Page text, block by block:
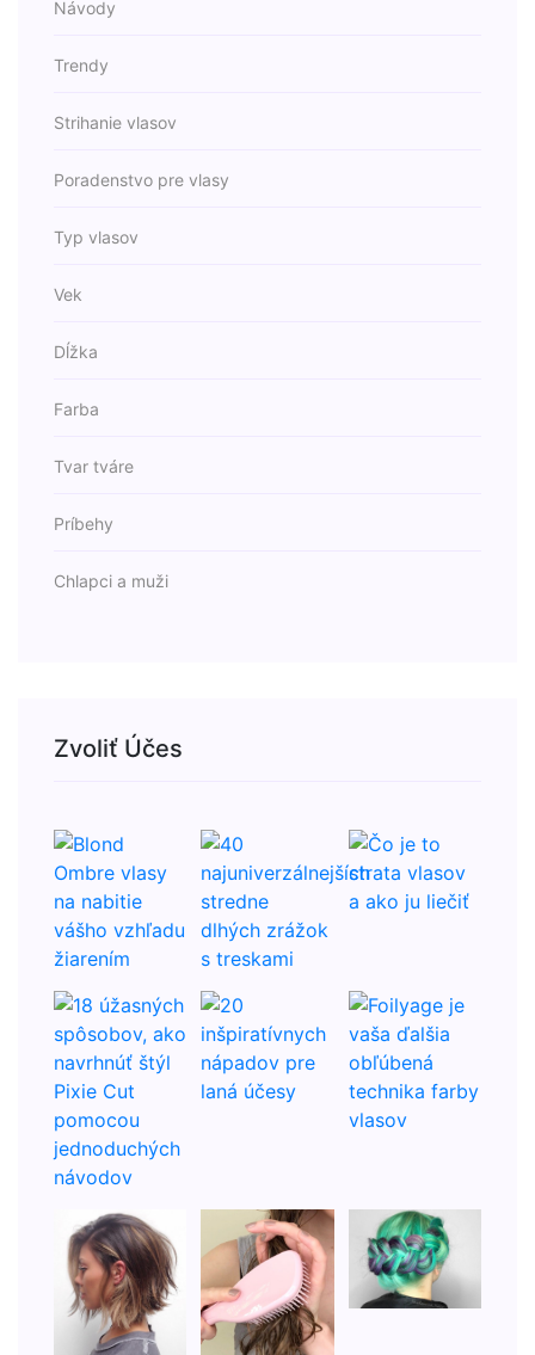
Návody
Trendy
Strihanie vlasov
Poradenstvo pre vlasy
Typ vlasov
Vek
Dĺžka
Farba
Tvar tváre
Príbehy
Chlapci a muži
Zvoliť Účes